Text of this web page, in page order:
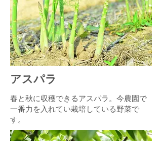
アスパラ
春と秋に収穫できるアスパラ。今農園で
一番力を入れてい栽培している野菜で
す。